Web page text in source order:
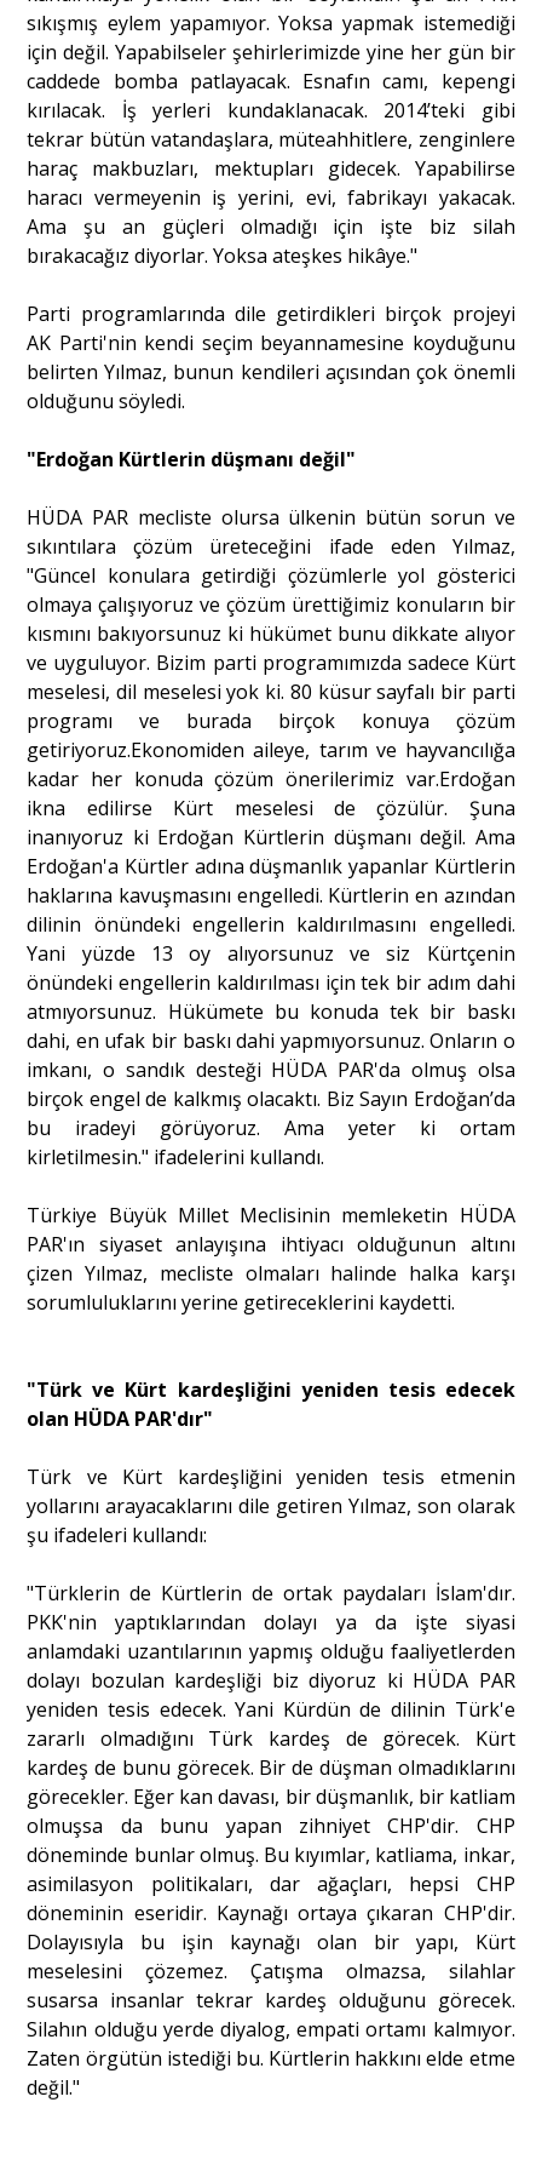
sıkışmış eylem yapamıyor. Yoksa yapmak istemediği
için değil. Yapabilseler şehirlerimizde yine her gün bir
caddede bomba patlayacak. Esnafın camı, kepengi
kırılacak. İş yerleri kundaklanacak. 2014’teki gibi
tekrar bütün vatandaşlara, müteahhitlere, zenginlere
haraç makbuzları, mektupları gidecek. Yapabilirse
haracı vermeyenin iş yerini, evi, fabrikayı yakacak.
Ama şu an güçleri olmadığı için işte biz silah
bırakacağız diyorlar. Yoksa ateşkes hikâye."
Parti programlarında dile getirdikleri birçok projeyi
AK Parti'nin kendi seçim beyannamesine koyduğunu
belirten Yılmaz, bunun kendileri açısından çok önemli
olduğunu söyledi.
"Erdoğan Kürtlerin düşmanı değil"
HÜDA PAR mecliste olursa ülkenin bütün sorun ve
sıkıntılara çözüm üreteceğini ifade eden Yılmaz,
"Güncel konulara getirdiği çözümlerle yol gösterici
olmaya çalışıyoruz ve çözüm ürettiğimiz konuların bir
kısmını bakıyorsunuz ki hükümet bunu dikkate alıyor
ve uyguluyor. Bizim parti programımızda sadece Kürt
meselesi, dil meselesi yok ki. 80 küsur sayfalı bir parti
programı ve burada birçok konuya çözüm
getiriyoruz.Ekonomiden aileye, tarım ve hayvancılığa
kadar her konuda çözüm önerilerimiz var.Erdoğan
ikna edilirse Kürt meselesi de çözülür. Şuna
inanıyoruz ki Erdoğan Kürtlerin düşmanı değil. Ama
Erdoğan'a Kürtler adına düşmanlık yapanlar Kürtlerin
haklarına kavuşmasını engelledi. Kürtlerin en azından
dilinin önündeki engellerin kaldırılmasını engelledi.
Yani yüzde 13 oy alıyorsunuz ve siz Kürtçenin
önündeki engellerin kaldırılması için tek bir adım dahi
atmıyorsunuz. Hükümete bu konuda tek bir baskı
dahi, en ufak bir baskı dahi yapmıyorsunuz. Onların o
imkanı, o sandık desteği HÜDA PAR'da olmuş olsa
birçok engel de kalkmış olacaktı. Biz Sayın Erdoğan’da
bu iradeyi görüyoruz. Ama yeter ki ortam
kirletilmesin." ifadelerini kullandı.
Türkiye Büyük Millet Meclisinin memleketin HÜDA
PAR'ın siyaset anlayışına ihtiyacı olduğunun altını
çizen Yılmaz, mecliste olmaları halinde halka karşı
sorumluluklarını yerine getireceklerini kaydetti.
"Türk ve Kürt kardeşliğini yeniden tesis edecek
olan HÜDA PAR'dır"
Türk ve Kürt kardeşliğini yeniden tesis etmenin
yollarını arayacaklarını dile getiren Yılmaz, son olarak
şu ifadeleri kullandı:
"Türklerin de Kürtlerin de ortak paydaları İslam'dır.
PKK'nin yaptıklarından dolayı ya da işte siyasi
anlamdaki uzantılarının yapmış olduğu faaliyetlerden
dolayı bozulan kardeşliği biz diyoruz ki HÜDA PAR
yeniden tesis edecek. Yani Kürdün de dilinin Türk'e
zararlı olmadığını Türk kardeş de görecek. Kürt
kardeş de bunu görecek. Bir de düşman olmadıklarını
görecekler. Eğer kan davası, bir düşmanlık, bir katliam
olmuşsa da bunu yapan zihniyet CHP'dir. CHP
döneminde bunlar olmuş. Bu kıyımlar, katliama, inkar,
asimilasyon politikaları, dar ağaçları, hepsi CHP
döneminin eseridir. Kaynağı ortaya çıkaran CHP'dir.
Dolayısıyla bu işin kaynağı olan bir yapı, Kürt
meselesini çözemez. Çatışma olmazsa, silahlar
susarsa insanlar tekrar kardeş olduğunu görecek.
Silahın olduğu yerde diyalog, empati ortamı kalmıyor.
Zaten örgütün istediği bu. Kürtlerin hakkını elde etme
değil."